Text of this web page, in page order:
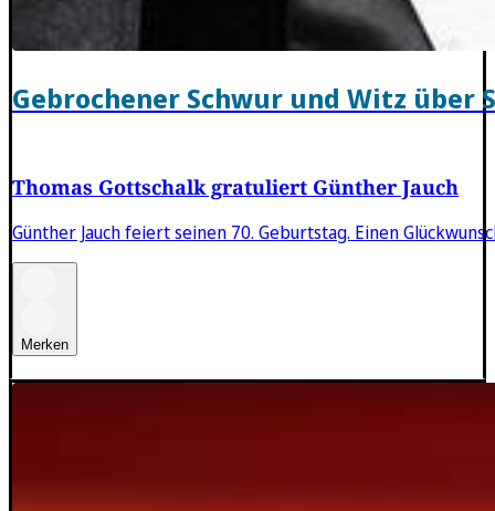
Gebrochener Schwur und Witz über
Thomas Gottschalk gratuliert Günther Jauch
Günther Jauch feiert seinen 70. Geburtstag. Einen
Merken